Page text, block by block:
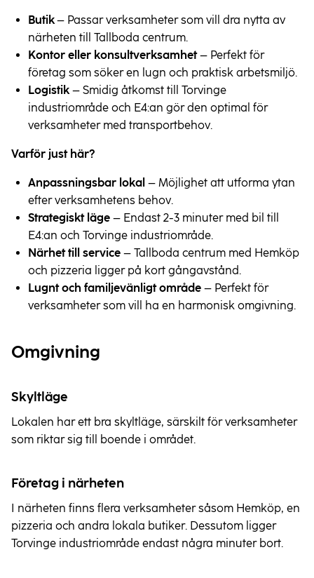
Butik – Passar verksamheter som vill dra nytta av
närheten till Tallboda centrum.
Kontor eller konsultverksamhet – Perfekt för
företag som söker en lugn och praktisk arbetsmiljö.
Logistik – Smidig åtkomst till Torvinge
industriområde och E4:an gör den optimal för
verksamheter med transportbehov.
Varför just här?
Anpassningsbar lokal – Möjlighet att utforma ytan
efter verksamhetens behov.
Strategiskt läge – Endast 2-3 minuter med bil till
E4:an och Torvinge industriområde.
Närhet till service – Tallboda centrum med Hemköp
och pizzeria ligger på kort gångavstånd.
Lugnt och familjevänligt område – Perfekt för
verksamheter som vill ha en harmonisk omgivning.
Omgivning
Skyltläge
Lokalen har ett bra skyltläge, särskilt för verksamheter
som riktar sig till boende i området.
Företag i närheten
I närheten finns flera verksamheter såsom Hemköp, en
pizzeria och andra lokala butiker. Dessutom ligger
Torvinge industriområde endast några minuter bort.